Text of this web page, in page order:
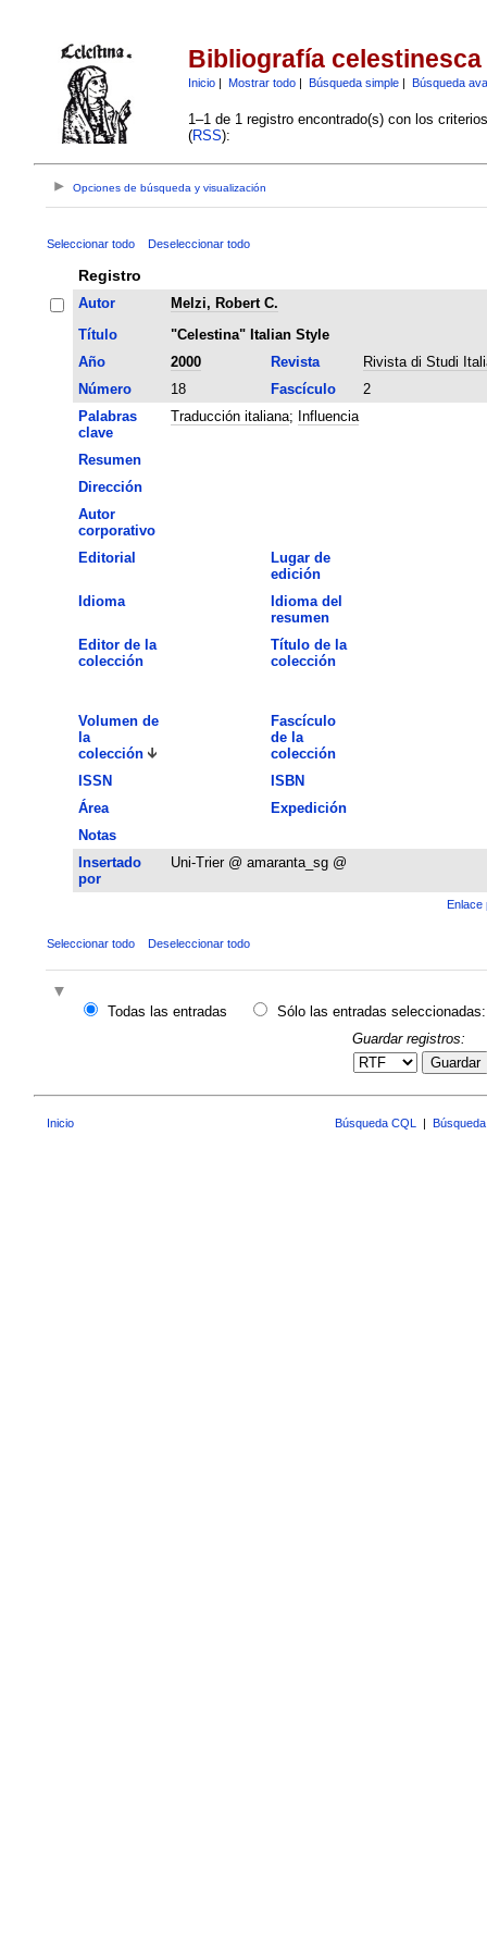
Bibliografía celestinesca
Inicio| Mostrar todo| Búsqueda simple| Búsqueda
1–1 de 1 registro encontrado(s) con los
(RSS):
Opciones de búsqueda y visualización
Seleccionar todo Deseleccionar todo
Registro
Autor
Melzi, Robert C.
Título
"Celestina" Italian Style
Año
2000 Revista
Rivista di Studi
Número
18 Fascículo
2
Palabras
clave
Traducción italiana; Influencia
Resumen
Dirección
Autor
corporativo
Editorial
Lugar de
edición
Idioma
Idioma del
resumen
Editor de la
colección
Título de la
colección
Volumen de
la
colección
Fascículo
de la
colección
ISSN
ISBN
Área
Expedición
Notas
Insertado
por
Uni-Trier @ amaranta_sg @
Enlace
Seleccionar todo Deseleccionar todo
Todas las entradas
Sólo las entradas seleccionadas:
Guardar registros:
Guardar
Inicio Búsqueda CQL